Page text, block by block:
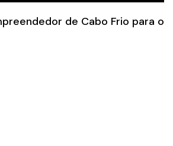
de Cabo Frio para o